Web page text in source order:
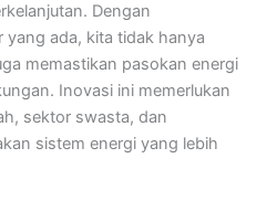
Dengan
ada, kita tidak hanya
memastikan pasokan energi
Inovasi ini memerlukan
sektor swasta, dan
sistem energi yang lebih